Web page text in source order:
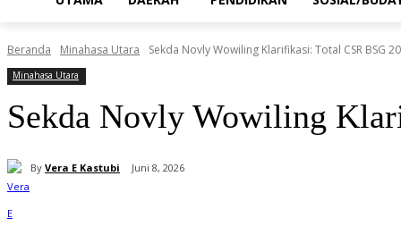
Beranda Minahasa Utara Sekda Novly Wowiling Klarifikasi: Total CSR BSG
Minahasa Utara
Sekda Novly Wowiling
By Vera E Kastubi Juni 8, 2026